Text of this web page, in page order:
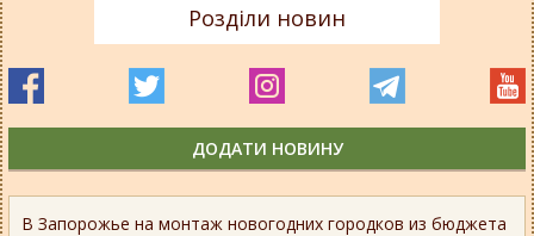
В Запорожье на монтаж новогодних городков из бюджета
Розділи новин
ДОДАТИ НОВИНУ